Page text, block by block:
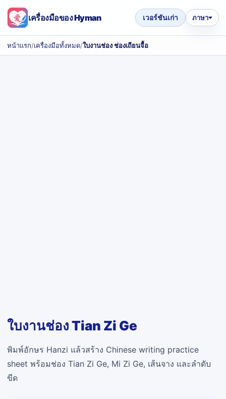
เครื่องมือของ Hyman เวอร์ชันเก่า ภาษา
หน้าแรก/เครื่องมือทั้งหมด/ใบงานช่อง ช่องเถียนจื้อ
ใบงานช่อง Tian Zi Ge
พิมพ์อักษร Hanzi แล้วสร้าง Chinese writing practice
sheet พร้อมช่อง Tian Zi Ge, Mi Zi Ge, เส้นจาง และลำดับ
ขีด